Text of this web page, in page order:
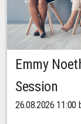
Emmy
Session
26.08.2026 11:00